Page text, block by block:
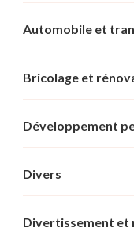
Automobile et
Bricolage et
Développement
Divers
Divertissement et